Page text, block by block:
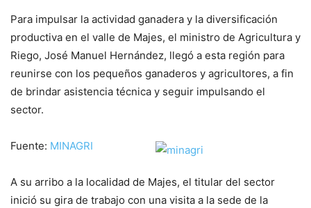
Para impulsar la actividad ganadera y la diversificación
productiva en el valle de Majes, el ministro de Agricultura y
Riego, José Manuel Hernández, llegó a esta región para
reunirse con los pequeños ganaderos y agricultores, a fin
de brindar asistencia técnica y seguir impulsando el
sector.
Fuente: MINAGRI
A su arribo a la localidad de Majes, el titular del sector
inició su gira de trabajo con una visita a la sede de la